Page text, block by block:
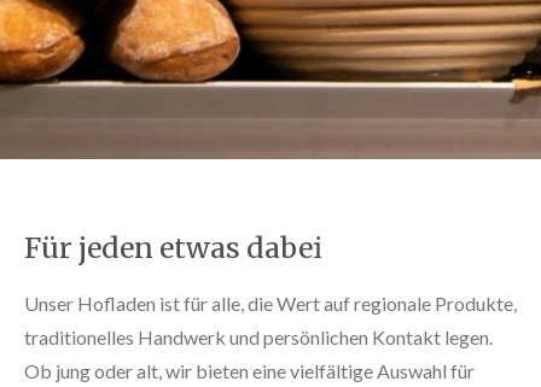
Für jeden etwas dabei
Unser Hofladen ist für alle, die Wert auf regionale Produkte,
traditionelles Handwerk und persönlichen Kontakt legen.
Ob jung oder alt, wir bieten eine vielfältige Auswahl für